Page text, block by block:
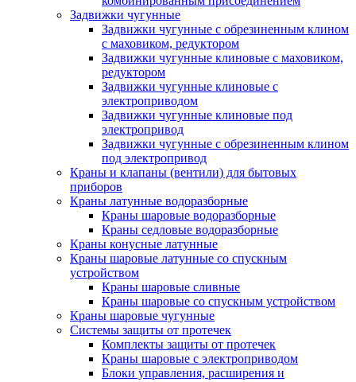
Задвижки чугунные
Задвижки чугунные с обрезиненным клином
с маховиком, редуктором
Задвижки чугунные клиновые с маховиком,
редуктором
Задвижки чугунные клиновые с
электроприводом
Задвижки чугунные клиновые под
электропривод
Задвижки чугунные с обрезиненным клином
под электропривод
Краны и клапаны (вентили) для бытовых
приборов
Краны латунные водоразборные
Краны шаровые водоразборные
Краны седловые водоразборные
Краны конусные латунные
Краны шаровые латунные со спускным
устройством
Краны шаровые сливные
Краны шаровые со спускным устройством
Краны шаровые чугунные
Системы защиты от протечек
Комплекты защиты от протечек
Краны шаровые с электроприводом
Блоки управления, расширения и